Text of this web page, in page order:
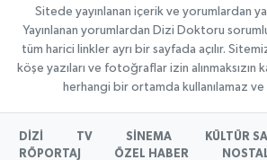
Sitede yayınlanan içerik ve yorumlardan
Yayınlanan yorumlardan Dizi Doktoru
tüm harici linkler ayrı bir sayfada açılır.
köşe yazıları ve fotoğraflar izin
herhangi bir ortamda kullanılamaz ve
DİZİ TV SİNEMA
KÜLTÜR
RÖPORTAJ
ÖZEL HABER